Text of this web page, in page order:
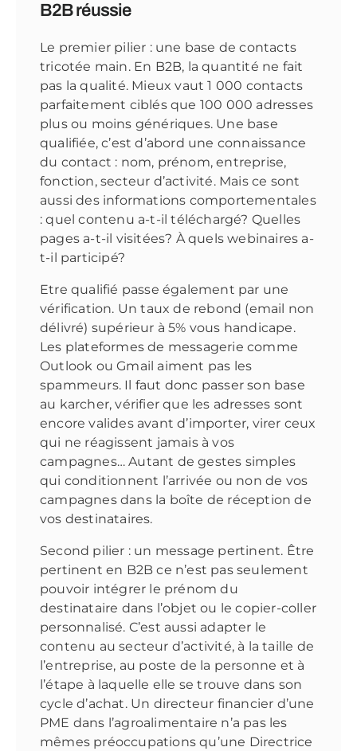
B2B réussie
Le premier pilier : une base de contacts
tricotée main. En B2B, la quantité ne fait
pas la qualité. Mieux vaut 1 000 contacts
parfaitement ciblés que 100 000 adresses
plus ou moins génériques. Une base
qualifiée, c’est d’abord une connaissance
du contact : nom, prénom, entreprise,
fonction, secteur d’activité. Mais ce sont
aussi des informations comportementales
: quel contenu a-t-il téléchargé? Quelles
pages a-t-il visitées? À quels webinaires a-
t-il participé?
Etre qualifié passe également par une
vérification. Un taux de rebond (email non
délivré) supérieur à 5% vous handicape.
Les plateformes de messagerie comme
Outlook ou Gmail aiment pas les
spammeurs. Il faut donc passer son base
au karcher, vérifier que les adresses sont
encore valides avant d’importer, virer ceux
qui ne réagissent jamais à vos
campagnes… Autant de gestes simples
qui conditionnent l’arrivée ou non de vos
campagnes dans la boîte de réception de
vos destinataires.
Second pilier : un message pertinent. Être
pertinent en B2B ce n’est pas seulement
pouvoir intégrer le prénom du
destinataire dans l’objet ou le copier-coller
personnalisé. C’est aussi adapter le
contenu au secteur d’activité, à la taille de
l’entreprise, au poste de la personne et à
l’étape à laquelle elle se trouve dans son
cycle d’achat. Un directeur financier d’une
PME dans l’agroalimentaire n’a pas les
mêmes préoccupations qu’une Directrice